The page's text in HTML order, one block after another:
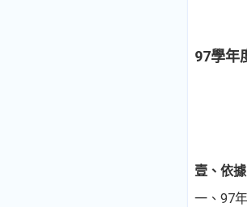
97學年
壹、依據
一、 97年